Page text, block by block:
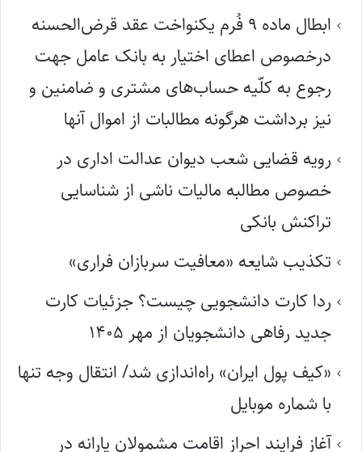
ابطال ماده ۹ فُرم یکنواخت عقد قرض‌الحسنه
درخصوص اعطای اختیار به بانک عامل جهت
رجوع به کلّیه حساب‌های مشتری و ضامنین و
نیز برداشت هرگونه مطالبات از اموال آنها
رویه قضایی شعب دیوان عدالت اداری در
خصوص مطالبه مالیات ناشی از شناسایی
تراکنش بانکی
تکذیب شایعه «معافیت سربازان فراری»
ردا کارت دانشجویی چیست؟ جزئیات کارت
جدید رفاهی دانشجویان از مهر ۱۴۰۵
«کیف پول ایران» راه‌اندازی شد/ انتقال وجه تنها
با شماره موبایل
آغاز فرایند احراز اقامت مشمولان یارانه در